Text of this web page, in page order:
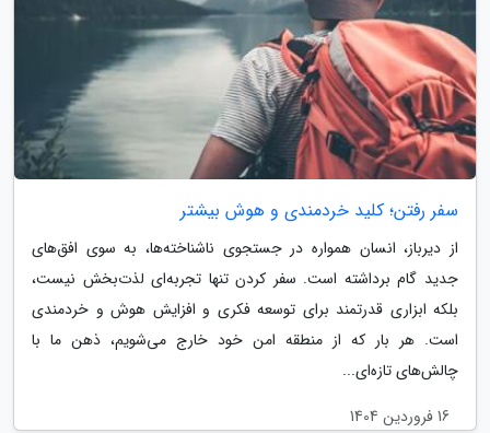
سفر رفتن؛ کلید خردمندی و هوش بیشتر
از دیرباز، انسان همواره در جستجوی ناشناخته‌ها، به سوی افق‌های
جدید گام برداشته است. سفر کردن تنها تجربه‌ای لذت‌بخش نیست،
بلکه ابزاری قدرتمند برای توسعه فکری و افزایش هوش و خردمندی
است. هر بار که از منطقه امن خود خارج می‌شویم، ذهن ما با
چالش‌های تازه‌ای...
16 فروردین 1404